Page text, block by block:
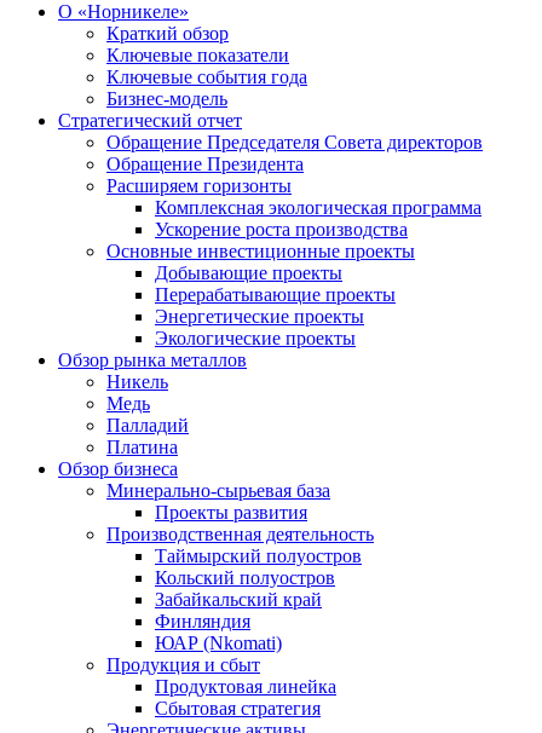
О «Норникеле»
Краткий обзор
Ключевые показатели
Ключевые события года
Бизнес-модель
Стратегический отчет
Обращение Председателя Совета директоров
Обращение Президента
Расширяем горизонты
Комплексная экологическая программа
Ускорение роста производства
Основные инвестиционные проекты
Добывающие проекты
Перерабатывающие проекты
Энергетические проекты
Экологические проекты
Обзор рынка металлов
Никель
Медь
Палладий
Платина
Обзор бизнеса
Минерально-сырьевая база
Проекты развития
Производственная деятельность
Таймырский полуостров
Кольский полуостров
Забайкальский край
Финляндия
ЮАР (Nkomati)
Продукция и сбыт
Продуктовая линейка
Сбытовая стратегия